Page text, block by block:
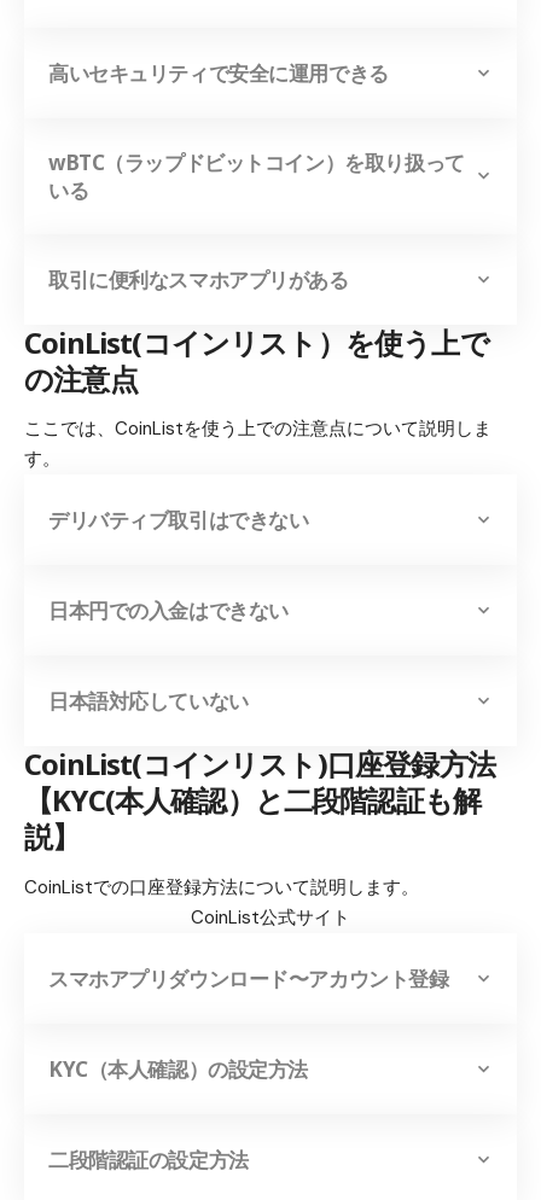
高いセキュリティで安全に運用できる
wBTC（ラップドビットコイン）を取り扱って
いる
取引に便利なスマホアプリがある
CoinList(コインリスト）を使う上で
の注意点
ここでは、CoinListを使う上での注意点について説明しま
す。
デリバティブ取引はできない
日本円での入金はできない
日本語対応していない
CoinList(コインリスト)口座登録方法
【KYC(本人確認）と二段階認証も解
説】
CoinListでの口座登録方法について説明します。
CoinList公式サイト
スマホアプリダウンロード〜アカウント登録
KYC（本人確認）の設定方法
二段階認証の設定方法